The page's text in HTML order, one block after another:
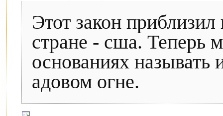
Этот закон приблизил
стране - сша. Теперь
основаниях называть
адовом огне.